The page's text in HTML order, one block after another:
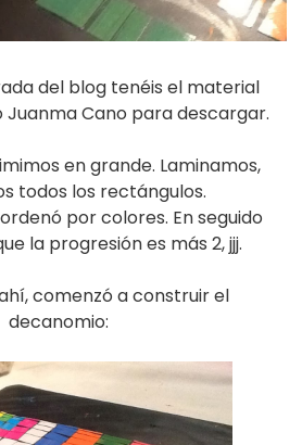
del blog tenéis el material
Cano para descargar.
en grande. Laminamos,
todos los rectángulos.
por colores. En seguido
la progresión es más 2, jjj.
comenzó a construir el
decanomio: